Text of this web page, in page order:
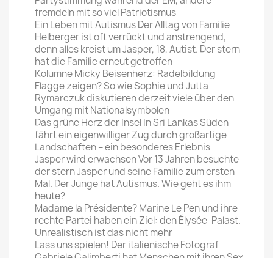
fremdeln mit so viel Patriotismus
Ein Leben mit Autismus Der Alltag von Familie
Helberger ist oft verrückt und anstrengend,
denn alles kreist um Jasper, 18, Autist. Der stern
hat die Familie erneut getroffen
Kolumne Micky Beisenherz: Radelbildung
Flagge zeigen? So wie Sophie und Jutta
Rymarczuk diskutieren derzeit viele über den
Umgang mit Nationalsymbolen
Das grüne Herz der Insel In Sri Lankas Süden
fährt ein eigenwilliger Zug durch großartige
Landschaften – ein besonderes Erlebnis
Jasper wird erwachsen Vor 13 Jahren besuchte
der stern Jasper und seine Familie zum ersten
Mal. Der Junge hat Autismus. Wie geht es ihm
heute?
Madame la Présidente? Marine Le Pen und ihre
rechte Partei haben ein Ziel: den Élysée-Palast.
Unrealistisch ist das nicht mehr
Lass uns spielen! Der italienische Fotograf